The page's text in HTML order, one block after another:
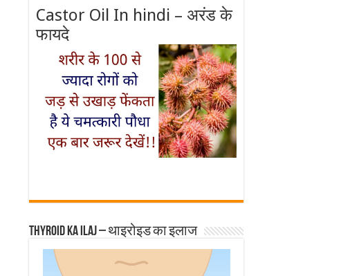
Castor Oil In hindi – अरंड के
फायदे
Thyroid ka ilaj – थाइरोइड का इलाज